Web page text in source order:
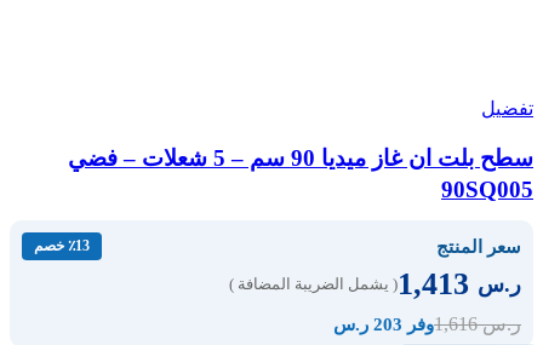
تفضيل
سطح بلت ان غاز ميديا 90 سم – 5 شعلات – فضي
90SQ005
سعر المنتج ٪13 خصم
ر.س ( يشمل الضريبة المضافة )
ر.س1,616 وفر 203 ر.س